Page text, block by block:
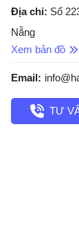
Địa chỉ: Số
Nẵng
Xem bản đồ
Email:
TƯ